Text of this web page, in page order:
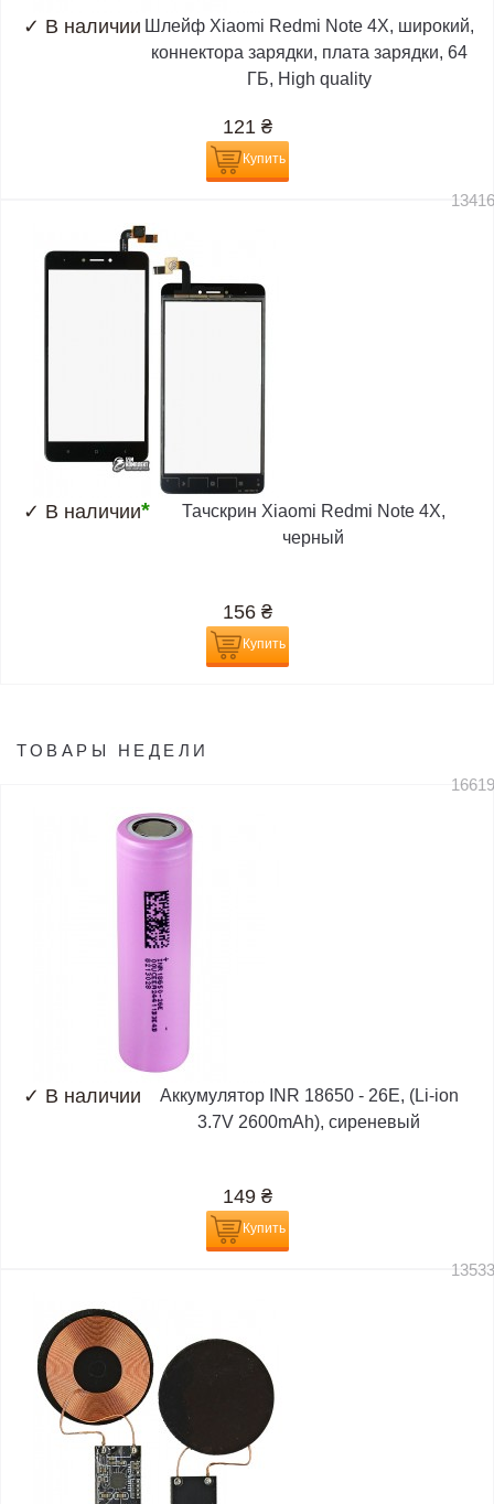
✓ В наличии Шлейф Xiaomi Redmi Note 4X, широкий,
коннектора зарядки, плата зарядки, 64
ГБ, High quality
121 ₴
Купить
✓ В наличии*
Тачскрин Xiaomi Redmi Note 4X,
черный
156 ₴
Купить
ТОВАРЫ НЕДЕЛИ
✓ В наличии
Аккумулятор INR 18650 - 26E, (Li-ion
3.7V 2600mAh), сиреневый
149 ₴
Купить